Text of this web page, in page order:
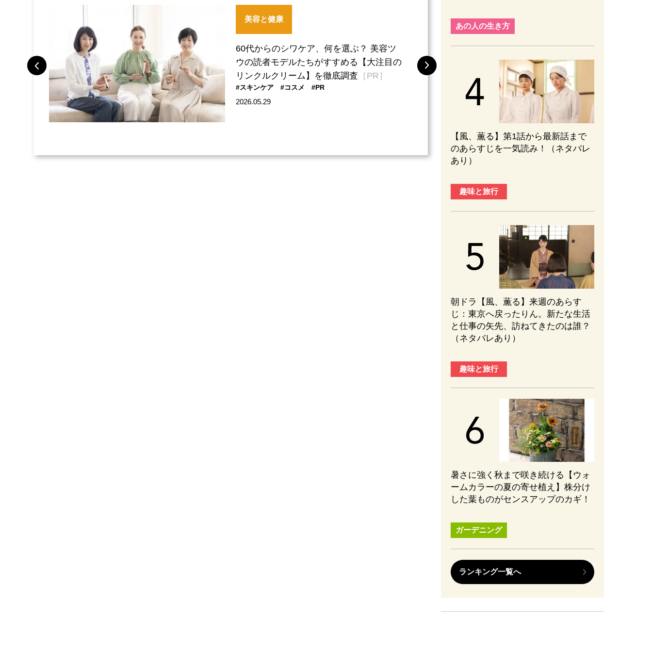
検証した
美容と健康
60代からのシワケア、何を選ぶ？ 美容ツ
ウの読者モデルたちがすすめる【大注目の
リンクルクリーム】を徹底調査 ［PR］
#スキンケア #コスメ #PR
2026.05.29
『元敬（ウォ
後半の見どこ
かれる【ネタ
#PR
2026.08.01
あの人の生き方
【風、薫る】第1話から最新話まで
のあらすじを一気読み！（ネタバレ
あり）
趣味と旅行
朝ドラ【風、薫る】来週のあらす
じ：東京へ戻ったりん。新たな生活
と仕事の矢先、訪ねてきたのは誰？
（ネタバレあり）
趣味と旅行
暑さに強く秋まで咲き続ける【ウォ
ームカラーの夏の寄せ植え】株分け
した葉ものがセンスアップのカギ！
ガーデニング
ランキング一覧へ